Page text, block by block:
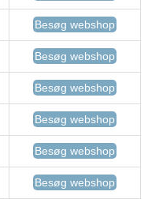
Besøg webshop
Besøg webshop
Besøg webshop
Besøg webshop
Besøg webshop
Besøg webshop